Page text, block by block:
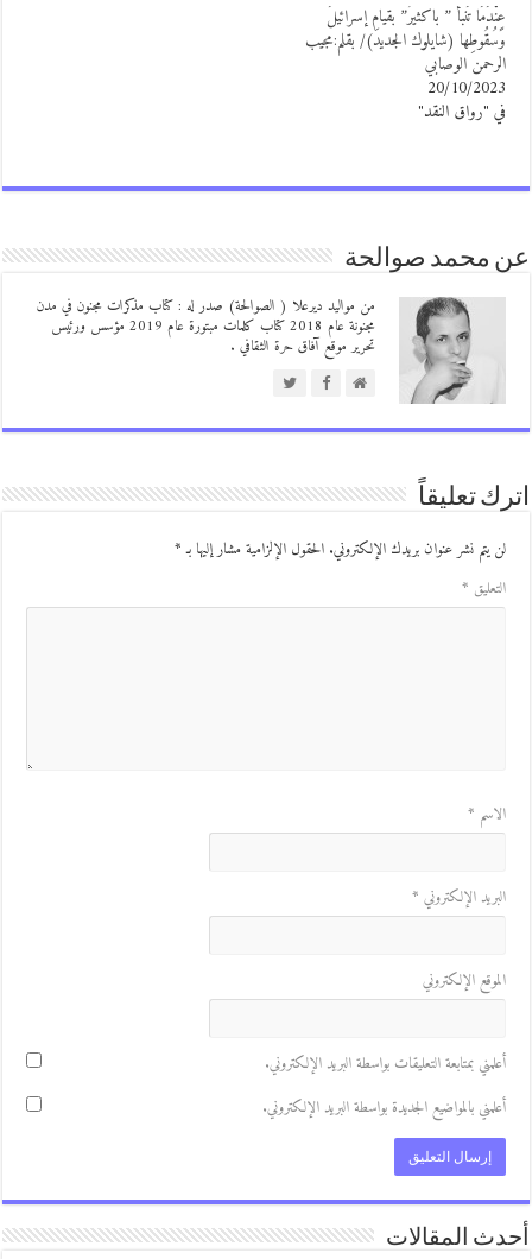
تَنبأَ ” باكثيرُ” بقيامِ إسرائيلَ
(شايلوك الجديد)/ بقلم:مجيب
الوصابي
20/10/
"رواق النقد"
محمد صوالحة
من مواليد ديرعلا ( الصوالحة) صدر له : كتاب مذكرات مجنون في مدن
مجنونة عام 2018 كتاب كلمات مبتورة عام 2019 مؤسس ورئيس
تحرير موقع آفاق حرة الثقافي .
تعليقاً
يتم نشر عنوان بريدك الإلكتروني.الحقول الإلزامية مشار إليها بـ*
*
*
الإلكتروني*
الإلكتروني
بمتابعة التعليقات بواسطة البريد الإلكتروني.
بالمواضيع الجديدة بواسطة البريد الإلكتروني.
المقالات